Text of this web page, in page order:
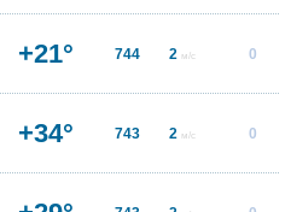
+21° 744 2 м/с 0
+34° 743 2 м/с 0